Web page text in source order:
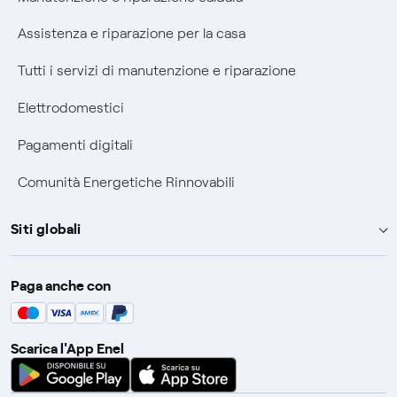
Assistenza e riparazione per la casa
Tutti i servizi di manutenzione e riparazione
Elettrodomestici
Pagamenti digitali
Comunità Energetiche Rinnovabili
Siti globali
Enel Group
Enel Green Power
Global Procurement
Gridspertise
Paga anche con
Scarica l'App Enel